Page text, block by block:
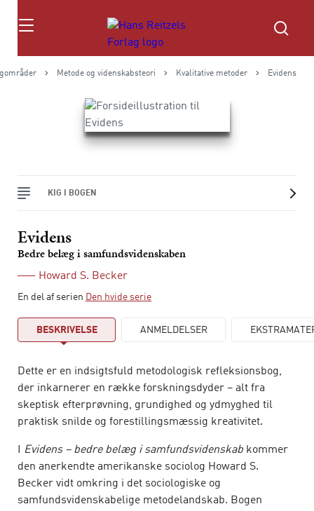
Søg
Metode og videnskabsteori Kvalitative metoder Evidens
KIG I BOGEN
Evidens
Bedre belæg i samfundsvidenskaben
Howard S. Becker
En del af serien Den hvide serie
BESKRIVELSE ANMELDELSER
Dette er en indsigtsfuld metodologisk refleksionsbog,
der inkarnerer en række forskningsdyder – alt fra
skeptisk efterprøvning, grundighed og ydmyghed til
praktisk snilde og forestillingsmæssig kreativitet.
I Evidens – bedre belæg i samfundsvidenskab kommer
den anerkendte amerikanske sociolog Howard S.
Becker vidt omkring i det sociologiske og
samfundsvidenskabelige metodelandskab. Bogen